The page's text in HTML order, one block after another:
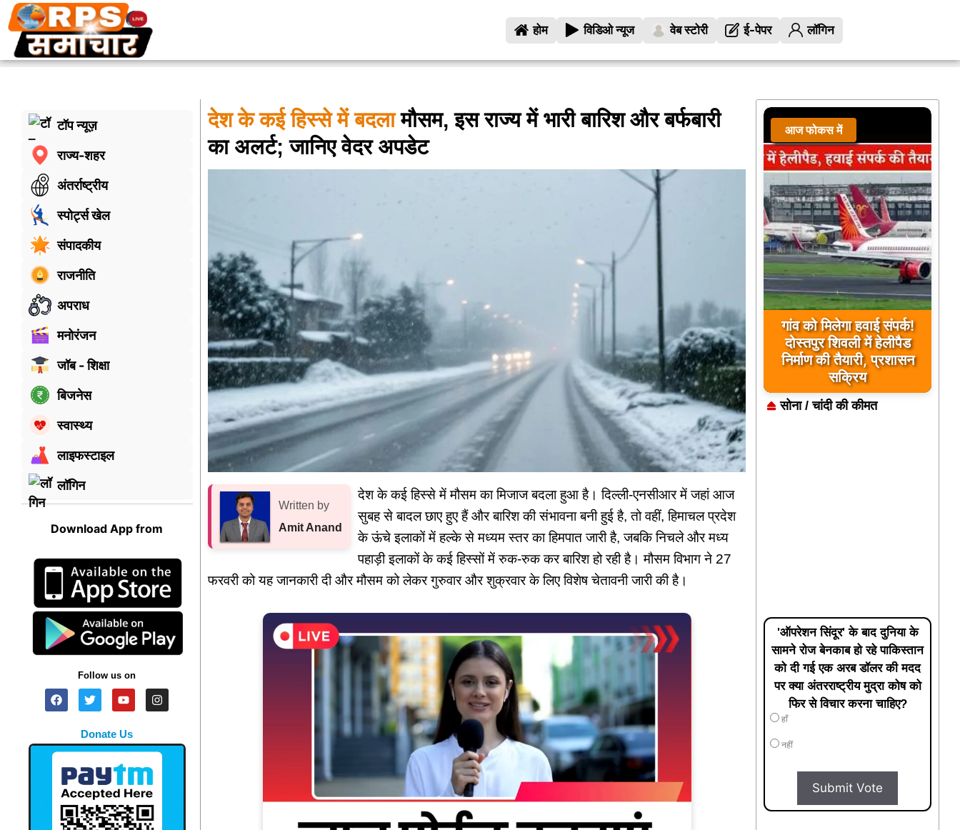
होम विडिओ न्यूज वेब स्टोरी ई-पेपर लॉगिन
टॉप न्यूज़
राज्य-शहर
अंतर्राष्ट्रीय
स्पोर्ट्स खेल
संपादकीय
राजनीति
अपराध
मनोरंजन
जॉब - शिक्षा
बिजनेस
स्वास्थ्य
लाइफस्टाइल
लॉगिन
Download App from
Follow us on
Donate Us
देश के कई हिस्से में बदलामौसम, इस राज्य में भारी बारिश और बर्फबारी
का अलर्ट; जानिए वेदर अपडेट
Written by
Amit Anand
देश के कई हिस्से में मौसम का मिजाज बदला हुआ है। दिल्ली-एनसीआर में जहां आज
सुबह से बादल छाए हुए हैं और बारिश की संभावना बनी हुई है, तो वहीं, हिमाचल प्रदेश
के ऊंचे इलाकों में हल्के से मध्यम स्तर का हिमपात जारी है, जबकि निचले और मध्य
पहाड़ी इलाकों के कई हिस्सों में रुक-रुक कर बारिश हो रही है। मौसम विभाग ने 27
फरवरी को यह जानकारी दी और मौसम को लेकर गुरुवार और शुक्रवार के लिए विशेष चेतावनी जारी की है।
आज फोकस में
यूपी के बहराइच में बड़ा हादसा,
कौड़ियाला नदी में नाव पलटी,
17 लापता, एक का शव मिला
सोना / चांदी की कीमत
'ऑपरेशन सिंदूर' के बाद दुनिया के
सामने रोज बेनकाब हो रहे पाकिस्तान
को दी गई एक अरब डॉलर की मदद
पर क्या अंतरराष्ट्रीय मुद्रा कोष को
फिर से विचार करना चाहिए?
हाँ
नहीं
Submit Vote